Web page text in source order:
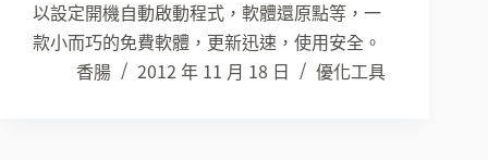
以設定開機自動啟動程式，軟體還原點等，一
款小而巧的免費軟體，更新迅速，使用安全。
香腸
2012 年 11 月 18 日 優化工具